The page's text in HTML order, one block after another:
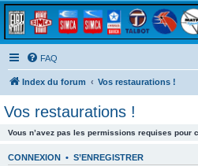
FAQ
Index du forum Vos restaurations !
Vos restaurations !
Vous n’avez pas les permissions requises pour
CONNEXION • S’ENREGISTRER